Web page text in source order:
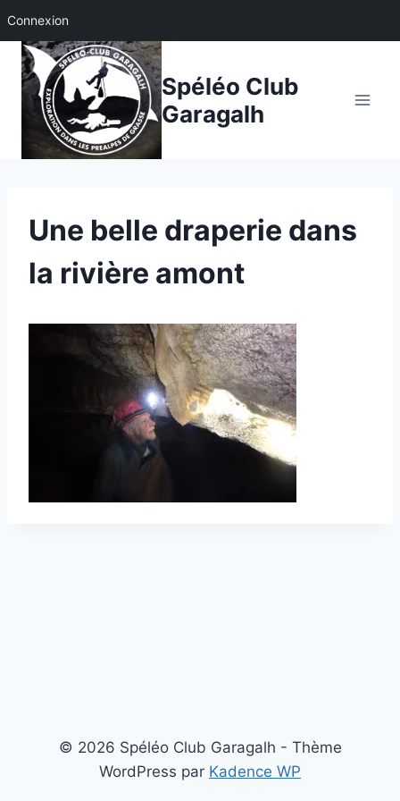
Connexion
Aller
contenu
Spéléo Club
Garagalh
Une belle draperie dans
la rivière amont
© 2026 Spéléo Club Garagalh - Thème
WordPress par Kadence WP